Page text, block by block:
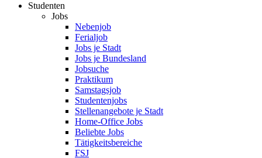
Studenten
Jobs
Nebenjob
Ferialjob
Jobs je Stadt
Jobs je Bundesland
Jobsuche
Praktikum
Samstagsjob
Studentenjobs
Stellenangebote je Stadt
Home-Office Jobs
Beliebte Jobs
Tätigkeitsbereiche
FSJ